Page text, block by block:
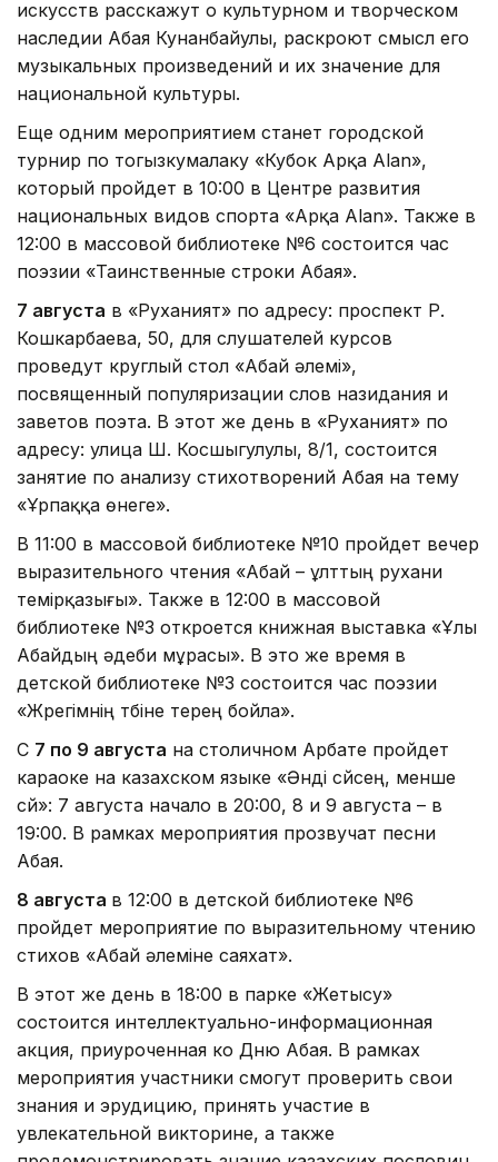
искусств расскажут о культурном и творческом
наследии Абая Кунанбайулы, раскроют смысл его
музыкальных произведений и их значение для
национальной культуры.
Еще одним мероприятием станет городской
турнир по тогызкумалаку «Кубок Арқа Alan»,
который пройдет в 10:00 в Центре развития
национальных видов спорта «Арқа Alan». Также в
12:00 в массовой библиотеке №6 состоится час
поэзии «Таинственные строки Абая».
7 августа в «Руханият» по адресу: проспект Р.
Кошкарбаева, 50, для слушателей курсов
проведут круглый стол «Абай әлемі»,
посвященный популяризации слов назидания и
заветов поэта. В этот же день в «Руханият» по
адресу: улица Ш. Косшыгулулы, 8/1, состоится
занятие по анализу стихотворений Абая на тему
«Ұрпаққа өнеге».
В 11:00 в массовой библиотеке №10 пройдет вечер
выразительного чтения «Абай – ұлттың рухани
темірқазығы». Также в 12:00 в массовой
библиотеке №3 откроется книжная выставка «Ұлы
Абайдың әдеби мұрасы». В это же время в
детской библиотеке №3 состоится час поэзии
«Жүрегімнің түбіне терең бойла».
С 7 по 9 августа на столичном Арбате пройдет
караоке на казахском языке «Әнді сүйсең, менше
сүй»: 7 августа начало в 20:00, 8 и 9 августа – в
19:00. В рамках мероприятия прозвучат песни
Абая.
8 августа в 12:00 в детской библиотеке №6
пройдет мероприятие по выразительному чтению
стихов «Абай әлеміне саяхат».
В этот же день в 18:00 в парке «Жетысу»
состоится интеллектуально-информационная
акция, приуроченная ко Дню Абая. В рамках
мероприятия участники смогут проверить свои
знания и эрудицию, принять участие в
увлекательной викторине, а также